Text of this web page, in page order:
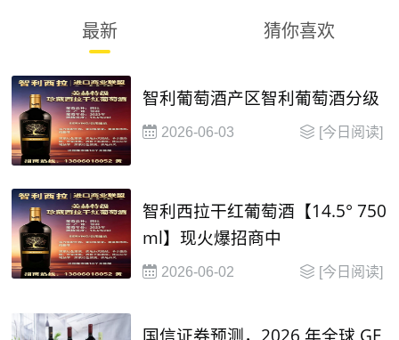
最新 猜你喜欢
智利葡萄酒产区智利葡萄酒分级
2026-06-03 [今日阅读]
智利西拉干红葡萄酒【14.5° 750
ml】现火爆招商中
2026-06-02 [今日阅读]
国信证券预测，2026 年全球 GE